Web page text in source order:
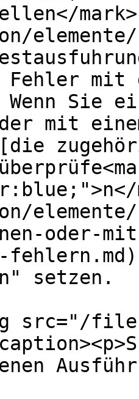
Fehler mit
Wenn Sie
mit
oder-
setzen.
src="/files/